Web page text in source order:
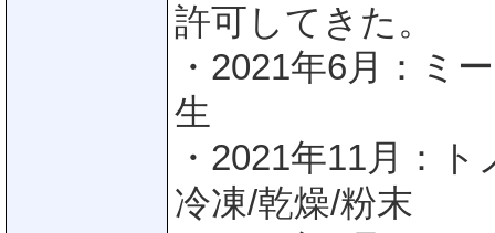
許可してきた。
・2021年6月：ミ
生
・2021年11月：
冷凍/乾燥/粉末